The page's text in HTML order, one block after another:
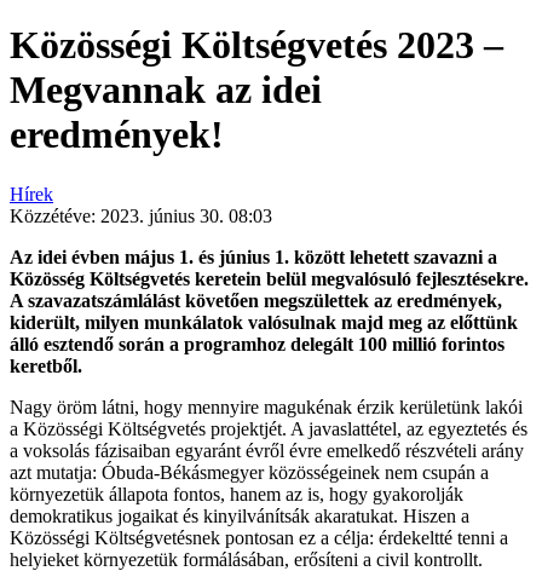
Közösségi Költségvetés 2023 –
Megvannak az idei
eredmények!
Hírek
Közzétéve: 2023. június 30. 08:03
Az idei évben május 1. és június 1. között lehetett szavazni a
Közösség Költségvetés keretein belül megvalósuló fejlesztésekre.
A szavazatszámlálást követően megszülettek az eredmények,
kiderült, milyen munkálatok valósulnak majd meg az előttünk
álló esztendő során a programhoz delegált 100 millió forintos
keretből.
Nagy öröm látni, hogy mennyire magukénak érzik kerületünk lakói
a Közösségi Költségvetés projektjét. A javaslattétel, az egyeztetés és
a voksolás fázisaiban egyaránt évről évre emelkedő részvételi arány
azt mutatja: Óbuda-Békásmegyer közösségeinek nem csupán a
környezetük állapota fontos, hanem az is, hogy gyakorolják
demokratikus jogaikat és kinyilvánítsák akaratukat. Hiszen a
Közösségi Költségvetésnek pontosan ez a célja: érdekeltté tenni a
helyieket környezetük formálásában, erősíteni a civil kontrollt.